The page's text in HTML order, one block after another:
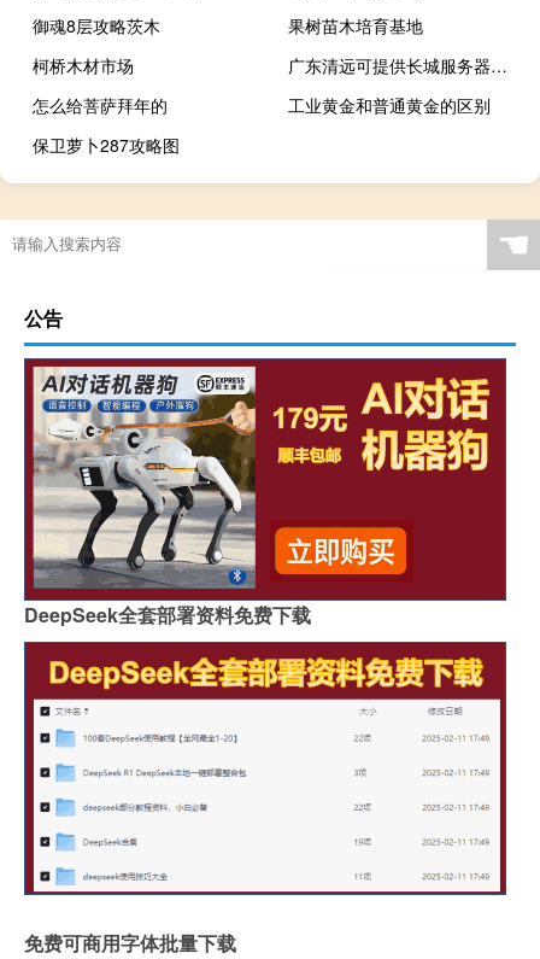
御魂8层攻略茨木
果树苗木培育基地
柯桥木材市场
广东清远可提供长城服务器维修服务地址在哪
怎么给菩萨拜年的
工业黄金和普通黄金的区别
保卫萝卜287攻略图
☚
公告
DeepSeek全套部署资料免费下载
免费可商用字体批量下载